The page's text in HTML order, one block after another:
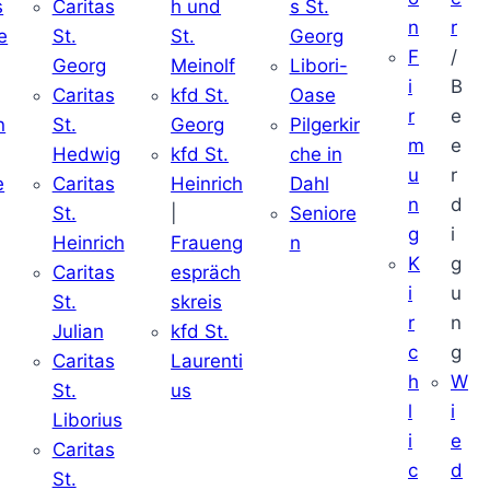
Caritas
St.
Georg
Caritas
St.
Hedwig
Caritas
St.
Heinrich
Caritas
St.
Julian
Caritas
St.
Liborius
Caritas
St.
h und
St.
Meinolf
kfd St.
Georg
kfd St.
Heinrich
Fraueng
espräch
skreis
kfd St.
Laurenti
us
s St.
Georg
Libori-
Oase
Pilgerkir
che in
Dahl
Seniore
n
n
F
i
r
m
u
n
g
K
i
r
c
h
l
i
c
r
/
B
e
e
r
d
i
g
u
n
g
W
i
e
d